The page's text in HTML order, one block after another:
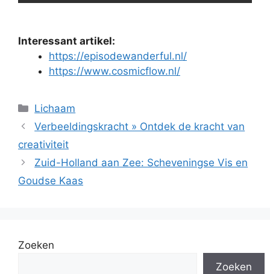
Interessant artikel:
https://episodewanderful.nl/
https://www.cosmicflow.nl/
Categorieën
Lichaam
Verbeeldingskracht » Ontdek de kracht van
creativiteit
Zuid-Holland aan Zee: Scheveningse Vis en
Goudse Kaas
Zoeken
Zoeken